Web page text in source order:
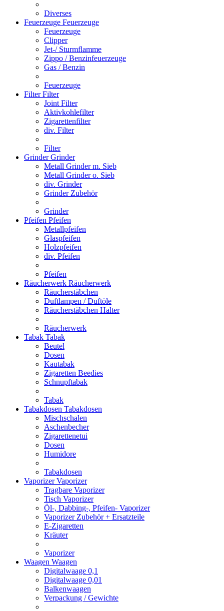
Diverses
Feuerzeuge Feuerzeuge
Feuerzeuge
Clipper
Jet-/ Sturmflamme
Zippo / Benzinfeuerzeuge
Gas / Benzin
Feuerzeuge
FilterFilter
Joint Filter
Aktivkohlefilter
Zigarettenfilter
div. Filter
Filter
GrinderGrinder
Metall Grinder m. Sieb
Metall Grinder o. Sieb
div. Grinder
Grinder Zubehör
Grinder
Pfeifen Pfeifen
Metallpfeifen
Glaspfeifen
Holzpfeifen
div. Pfeifen
Pfeifen
Räucherwerk Räucherwerk
Räucherstäbchen
Duftlampen / Duftöle
Räucherstäbchen Halter
Räucherwerk
Tabak Tabak
Beutel
Dosen
Kautabak
Zigaretten Beedies
Schnupftabak
Tabak
Tabakdosen Tabakdosen
Mischschalen
Aschenbecher
Zigarettenetui
Dosen
Humidore
Tabakdosen
VaporizerVaporizer
Tragbare Vaporizer
Tisch Vaporizer
Öl-, Dabbing-, Pfeifen- Vaporizer
Vaporizer Zubehör + Ersatzteile
E-Zigaretten
Kräuter
Vaporizer
Waagen Waagen
Digitalwaage 0,1
Digitalwaage 0,01
Balkenwaagen
Verpackung / Gewichte